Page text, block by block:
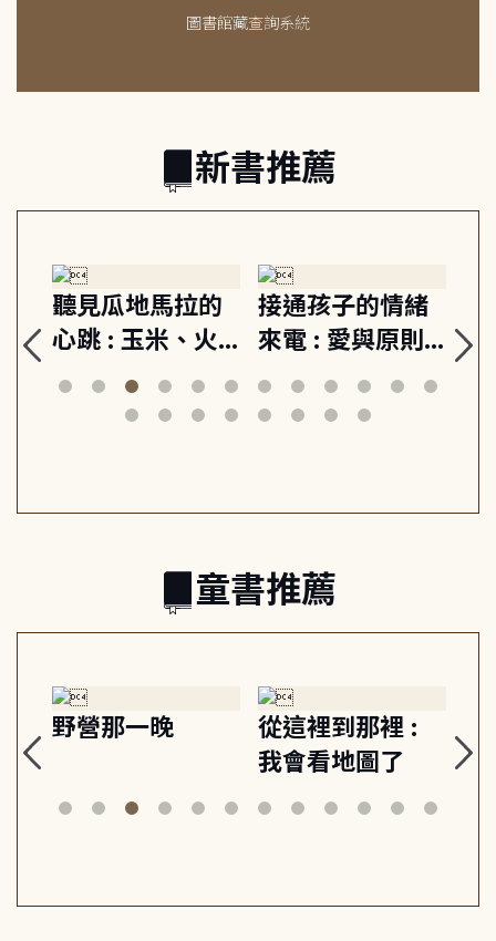
圖書館藏查詢系統
新書推薦
聽見瓜地馬拉的
心跳 : 玉米、火
山與信仰, 外交官
筆下的現代馬雅
接通孩子的情緒
來電 : 愛與原則,
建立教養的安定
節奏 22個行動練
關
童書推薦
野營那一晚
從這裡到那裡 :
我會看地圖了
美